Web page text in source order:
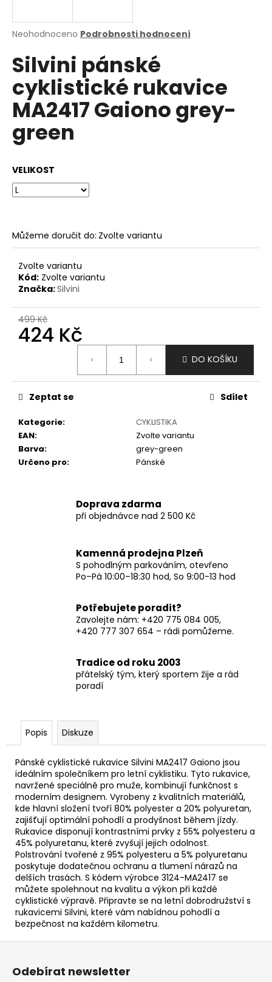
Průměrné
produktu
je
z
5
hvězdiček.
Neohodnoceno Podrobnosti hodnocení
Silvini pánské
cyklistické rukavice
MA2417 Gaiono grey-
green
VELIKOST
Můžeme doručit do: Zvolte variantu
Zvolte variantu
Kód: Zvolte variantu
Značka:Silvini
499 Kč
424 Kč
DO KOŠÍKU
Kategorie:
CYKLISTIKA
EAN:
Zvolte variantu
Barva:
grey-green
Určeno pro: Pánské
Zeptat se Sdílet
Doprava zdarma
při objednávce nad 2 500 Kč
Kamenná prodejna Plzeň
S pohodlným parkováním, otevřeno
Po–Pá 10:00–18:30 hod, So 9:00-13 hod
Potřebujete poradit?
Zavolejte nám: +420 775 084 005,
+420 777 307 654 – rádi pomůžeme.
Tradice od roku 2003
přátelský tým, který sportem žije a rád
poradí
Popis Diskuze
Pánské cyklistické rukavice Silvini MA2417 Gaiono jsou
ideálním společníkem pro letní cyklistiku. Tyto rukavice,
navržené speciálně pro muže, kombinují funkčnost s
moderním designem. Vyrobeny z kvalitních materiálů,
kde hlavní složení tvoří 80% polyester a 20% polyuretan,
zajišťují optimální pohodlí a prodyšnost během jízdy.
Rukavice disponují kontrastními prvky z 55% polyesteru a
45% polyuretanu, které zvyšují jejich odolnost.
Polstrování tvořené z 95% polyesteru a 5% polyuretanu
poskytuje dodatečnou ochranu a tlumení nárazů na
delších trasách. S kódem výrobce 3124-MA2417 se
můžete spolehnout na kvalitu a výkon při každé
cyklistické výpravě. Připravte se na letní dobrodružství s
rukavicemi Silvini, které vám nabídnou pohodlí a
bezpečnost na každém kilometru.
j
t
?
D
o
r
u
č
u
m
e
Z
Odebírat newsletter